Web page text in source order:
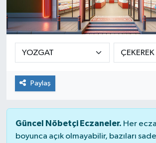
Paylaş
Güncel Nöbetçi Eczaneler. Her
boyunca açık olmayabilir, bazıları
Yaşam